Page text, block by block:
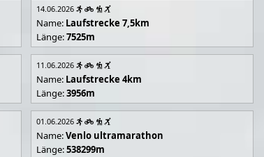
14.06.2026
Name: Laufstrecke 7,5km
Länge:7525m
11.06.2026
Name: Laufstrecke 4km
Länge:3956m
01.06.2026
Name:Venlo ultramarathon
Länge:538299m